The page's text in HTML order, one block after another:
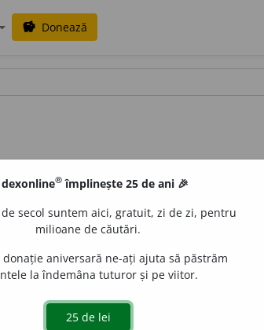
savings Donează
slujitor.)
dexonline® împlinește 25 de ani 🎉
secol suntem aici, gratuit, zi de zi, pentru
milioane de căutări.
donație aniversară ne-ați ajuta să păstrăm
la îndemâna tuturor și pe viitor.